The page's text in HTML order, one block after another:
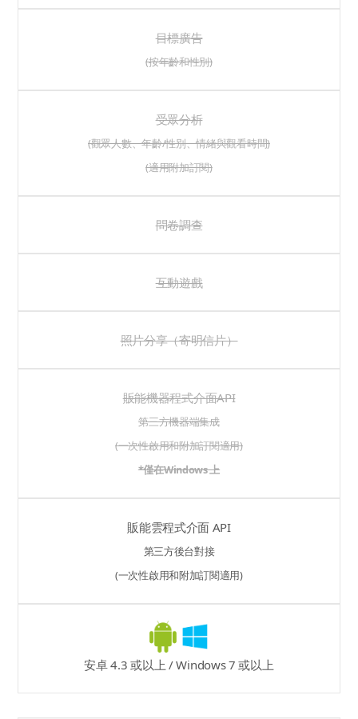
目標廣告
(按年齡和性別)
受眾分析
(觀眾人數、年齡/性別、情緒與觀看時間)
(適用附加訂閱)
問卷調查
互動遊戲
照片分享（寄明信片）
販能機器程式介面API
第三方機器端集成
(一次性啟用和附加訂閱適用)
*僅在Windows 上
販能雲程式介面 API
第三方後台對接
(一次性啟用和附加訂閱適用)
安卓 4.3 或以上 / Windows 7 或以上